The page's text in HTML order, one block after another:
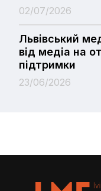
02/07/2026
Львівський
від медіа на
підтримки
23/06/2026